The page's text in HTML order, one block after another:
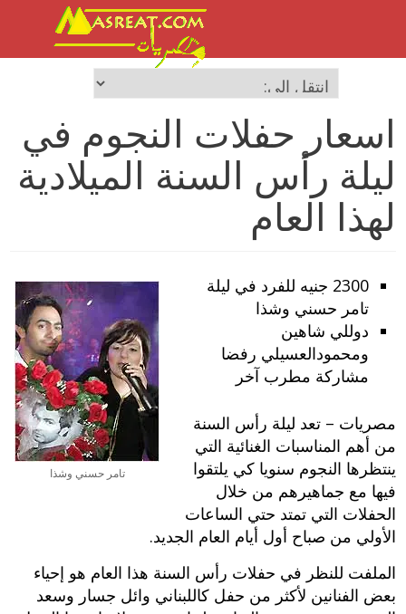
اسعار حفلات النجوم في
ليلة رأس السنة الميلادية
لهذا العام
تامر حسني وشذا
2300 جنيه للفرد في ليلة
تامر حسني وشذا
دوللي شاهين
ومحمودالعسيلي رفضا
مشاركة مطرب آخر
مصريات – تعد ليلة رأس السنة
من أهم المناسبات الغنائية التي
ينتظرها النجوم سنويا كي يلتقوا
فيها مع جماهيرهم من خلال
الحفلات التي تمتد حتي الساعات
الأولي من صباح أول أيام العام الجديد.
الملفت للنظر في حفلات رأس السنة هذا العام هو إحياء
بعض الفنانين لأكثر من حفل كاللبناني وائل جسار وسعد